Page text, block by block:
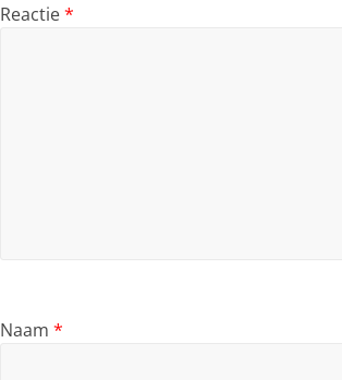
Reactie*
Naam *